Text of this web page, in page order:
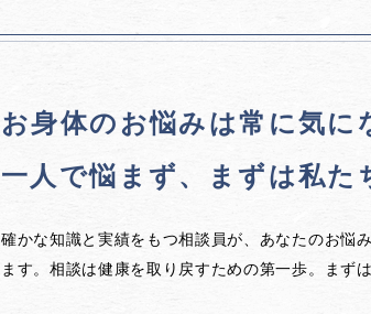
お身体のお悩みは常に気に
一人で悩まず、
まずは私た
確かな知識と実績をもつ相談員が、あなたのお悩
ます。相談は健康を取り戻すための第一歩。まず